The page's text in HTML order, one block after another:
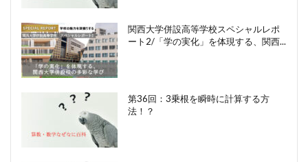
関西大学併設高等学校スペシャルレポ
ート2/「学の実化」を体現する、関西...
第36回：3乗根を瞬時に計算する方
法！？